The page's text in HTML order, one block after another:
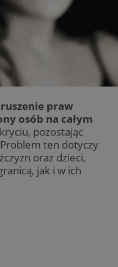
praw
osób na całym
pozostając
ten dotyczy
oraz dzieci,
jak i w ich